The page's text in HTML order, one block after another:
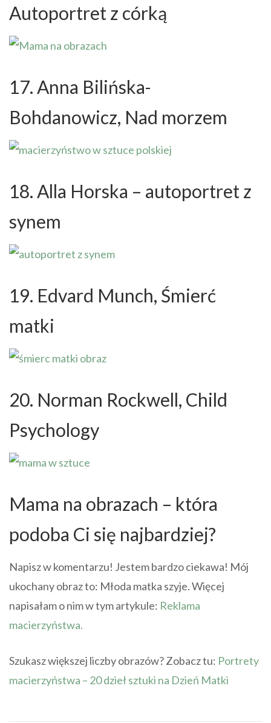
Autoportret z córką
17. Anna Bilińska-
Bohdanowicz, Nad morzem
18. Alla Horska – autoportret z
synem
19. Edvard Munch, Śmierć
matki
20. Norman Rockwell, Child
Psychology
Mama na obrazach – która
podoba Ci się najbardziej?
Napisz w komentarzu! Jestem bardzo ciekawa! Mój
ukochany obraz to: Młoda matka szyje. Więcej
napisałam o nim w tym artykule: Reklama
macierzyństwa.
Szukasz większej liczby obrazów? Zobacz tu: Portrety
macierzyństwa – 20 dzieł sztuki na Dzień Matki